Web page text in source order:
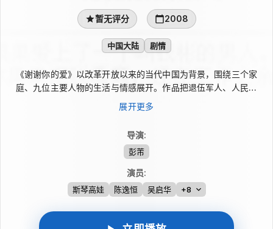
暂无评分 2008
中国大陆 剧情
《谢谢你的爱》以改革开放以来的当代中国为背景，围绕三个家
庭、九位主要人物的生活与情感展开。作品把退伍军人、人民教
师、村支书、煤矿工人、私营企业家等普通群像置于现实处境中，
通过他们的遭遇与选择，呈现情义、责任、善意与感恩的力量，也
追求。
展开更多
导演:
彭芾
演员:
斯琴高娃 陈逸恒 吴启华 +8